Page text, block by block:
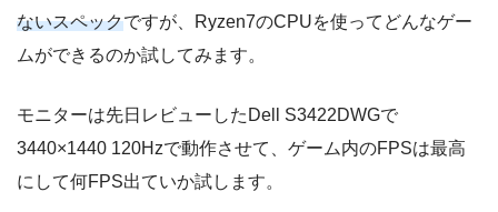
ないスペックですが、Ryzen7のCPUを使ってどんなゲー
ムができるのか試してみます。
モニターは先日レビューしたDell S3422DWGで
3440×1440 120Hzで動作させて、ゲーム内のFPSは最高
にして何FPS出ていか試します。